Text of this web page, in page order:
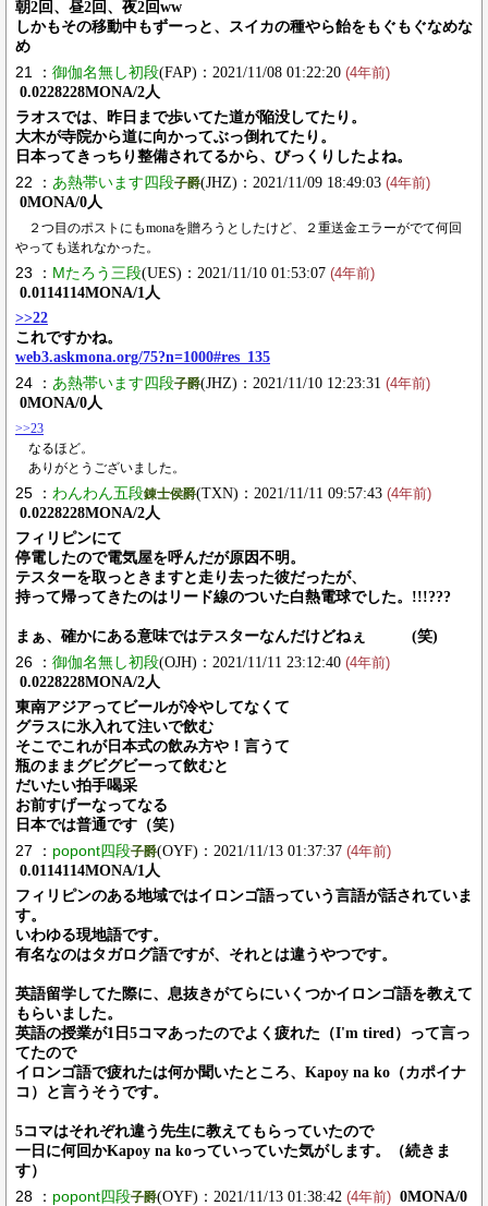
朝2回、昼2回、夜2回ww
しかもその移動中もずーっと、スイカの種やら飴をもぐもぐなめな
め
21 ： 御伽名無し初段(FAP)：2021/11/08 01:22:20 (4年前)
0.0228228MONA/2人
ラオスでは、昨日まで歩いてた道が陥没してたり。
大木が寺院から道に向かってぶっ倒れてたり。
日本ってきっちり整備されてるから、びっくりしたよね。
22 ： あ熱帯います四段子爵(JHZ)：2021/11/09 18:49:03 (4年前)
0MONA/0人
２つ目のポストにもmonaを贈ろうとしたけど、２重送金エラーがでて何回
やっても送れなかった。
23 ： Mたろう三段(UES)：2021/11/10 01:53:07 (4年前)
0.0114114MONA/1人
>>22
これですかね。
web3.askmona.org/75?n=1000#res_135
24 ： あ熱帯います四段子爵(JHZ)：2021/11/10 12:23:31 (4年前)
0MONA/0人
>>23
なるほど。
ありがとうございました。
25 ： わんわん五段錬士侯爵(TXN)：2021/11/11 09:57:43 (4年前)
0.0228228MONA/2人
フィリピンにて
停電したので電気屋を呼んだが原因不明。
テスターを取っときますと走り去った彼だったが、
持って帰ってきたのはリード線のついた白熱電球でした。!!!???
まぁ、確かにある意味ではテスターなんだけどねぇ (笑)
26 ： 御伽名無し初段(OJH)：2021/11/11 23:12:40 (4年前)
0.0228228MONA/2人
東南アジアってビールが冷やしてなくて
グラスに氷入れて注いで飲む
そこでこれが日本式の飲み方や！言うて
瓶のままグビグビーって飲むと
だいたい拍手喝采
お前すげーなってなる
日本では普通です（笑）
27 ： popont四段子爵(OYF)：2021/11/13 01:37:37 (4年前)
0.0114114MONA/1人
フィリピンのある地域ではイロンゴ語っていう言語が話されていま
す。
いわゆる現地語です。
有名なのはタガログ語ですが、それとは違うやつです。
英語留学してた際に、息抜きがてらにいくつかイロンゴ語を教えて
もらいました。
英語の授業が1日5コマあったのでよく疲れた（I'm tired）って言っ
てたので
イロンゴ語で疲れたは何か聞いたところ、Kapoy na ko（カポイナ
コ）と言うそうです。
5コマはそれぞれ違う先生に教えてもらっていたので
一日に何回かKapoy na koっていっていた気がします。（続きま
す）
28 ： popont四段子爵(OYF)：2021/11/13 01:38:42 (4年前) 0MONA/0